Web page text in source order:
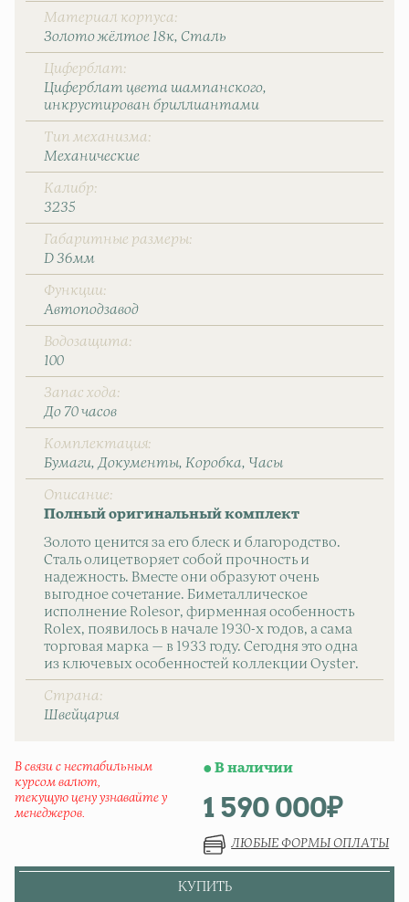
Материал корпуса
Золото жёлтое 18к Сталь
Циферблат
Циферблат цвета шампанского,
инкрустирован бриллиантами
Тип механизма
Механические
Калибр
3235
Габаритные размеры
D 36мм
Функции
Автоподзавод
Водозащита
100
Запас хода
До 70 часов
Комплектация
Бумаги Документы Коробка Часы
Описание
Полный оригинальный комплект
Золото ценится за его блеск и благородство.
Сталь олицетворяет собой прочность и
надежность. Вместе они образуют очень
выгодное сочетание. Биметаллическое
исполнение Rolesor, фирменная особенность
Rolex, появилось в начале 1930-х годов, а сама
торговая марка — в 1933 году. Сегодня это одна
из ключевых особенностей коллекции Oyster.
Страна
Швейцаpия
В связи с нестабильным
курсом валют,
текущую цену узнавайте у
менеджеров.
1 590 000₽
В наличии
ЛЮБЫЕ ФОРМЫ ОПЛАТЫ
КУПИТЬ